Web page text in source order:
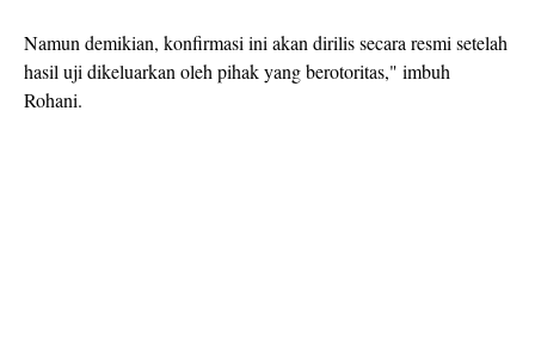
Namun demikian, konfirmasi ini akan dirilis secara resmi setelah
hasil uji dikeluarkan oleh pihak yang berotoritas," imbuh
Rohani.